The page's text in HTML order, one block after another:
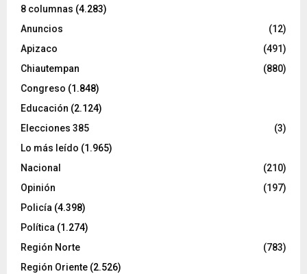
8 columnas (4.283)
Anuncios
(12)
Apizaco
(491)
Chiautempan
(880)
Congreso (1.848)
Educación (2.124)
Elecciones 385
(3)
Lo más leído (1.965)
Nacional
(210)
Opinión
(197)
Policía (4.398)
Política (1.274)
Región Norte
(783)
Región Oriente (2.526)